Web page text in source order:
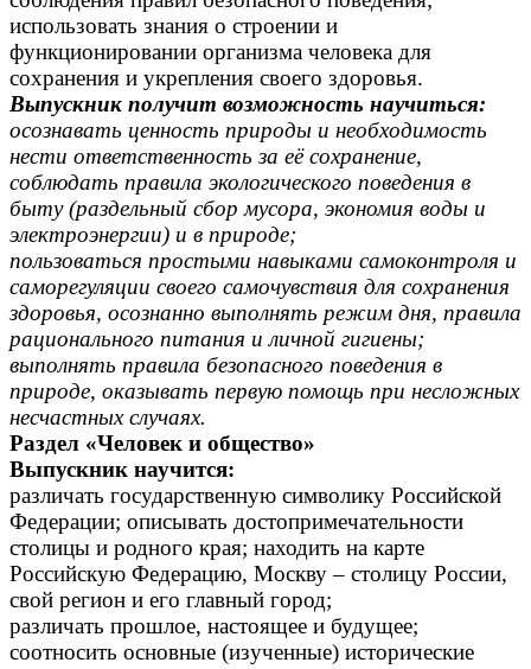
использовать знания о строении и
функционировании организма человека для
сохранения и укрепления своего здоровья.
Выпускник получит возможность научиться:
осознавать ценность природы и необходимость
нести ответственность за её сохранение,
соблюдать правила экологического поведения в
быту (раздельный сбор мусора, экономия воды и
электроэнергии) и в природе;
пользоваться простыми навыками самоконтроля и
саморегуляции своего самочувствия для сохранения
здоровья, осознанно выполнять режим дня, правила
рационального питания и личной гигиены;
выполнять правила безопасного поведения в
природе, оказывать первую помощь при несложных
несчастных случаях.
Раздел «Человек и общество»
Выпускник научится:
различать государственную символику Российской
Федерации; описывать достопримечательности
столицы и родного края; находить на карте
Российскую Федерацию, Москву – столицу России,
свой регион и его главный город;
различать прошлое, настоящее и будущее;
соотносить основные (изученные) исторические